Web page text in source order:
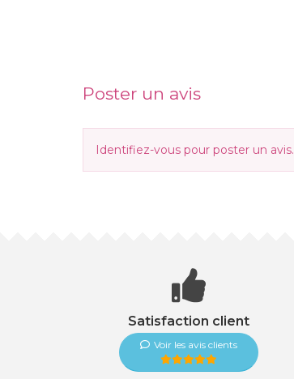
Poster un avis
Identifiez-vous pour poster un avis.
Satisfaction client
Voir les avis clients